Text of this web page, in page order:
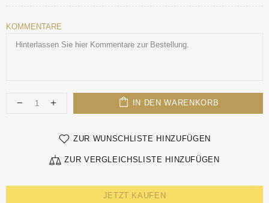
KOMMENTARE
IN DEN WARENKORB
ZUR WUNSCHLISTE HINZUFÜGEN
ZUR VERGLEICHSLISTE HINZUFÜGEN
JETZT KAUFEN